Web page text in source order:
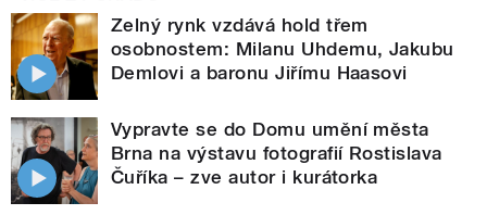
Zelný rynk vzdává hold třem
osobnostem: Milanu Uhdemu, Jakubu
Demlovi a baronu Jiřímu Haasovi
Vypravte se do Domu umění města
Brna na výstavu fotografií Rostislava
Čuříka – zve autor i kurátorka